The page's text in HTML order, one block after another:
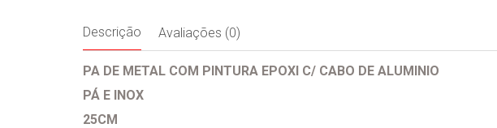
Descrição Avaliações (0)
PA DE METAL COM PINTURA EPOXI C/ CABO DE ALUMINIO
PÁ E INOX
25CM